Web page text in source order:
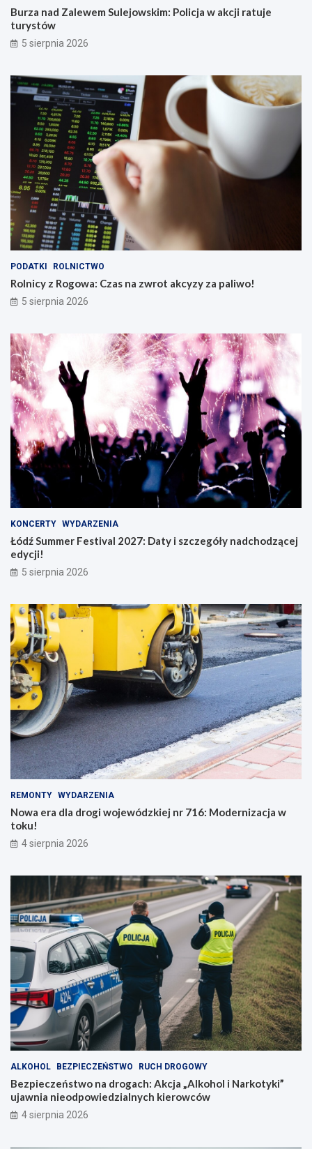
Burza nad Zalewem Sulejowskim: Policja w akcji ratuje
turystów
5 sierpnia 2026
PODATKI ROLNICTWO
Rolnicy z Rogowa: Czas na zwrot akcyzy za paliwo!
5 sierpnia 2026
KONCERTY WYDARZENIA
Łódź Summer Festival 2027: Daty i szczegóły nadchodzącej
edycji!
5 sierpnia 2026
REMONTY WYDARZENIA
Nowa era dla drogi wojewódzkiej nr 716: Modernizacja w
toku!
4 sierpnia 2026
ALKOHOL BEZPIECZEŃSTWO RUCH DROGOWY
Bezpieczeństwo na drogach: Akcja „Alkohol i Narkotyki”
ujawnia nieodpowiedzialnych kierowców
4 sierpnia 2026